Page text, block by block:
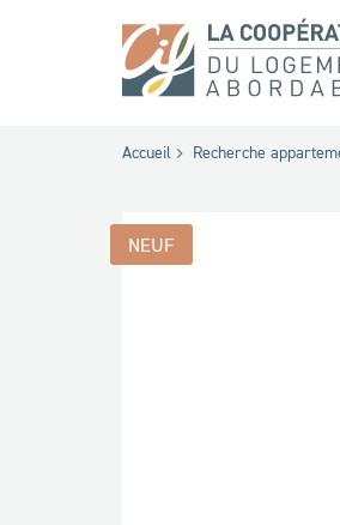
Accueil Recherche
NEUF